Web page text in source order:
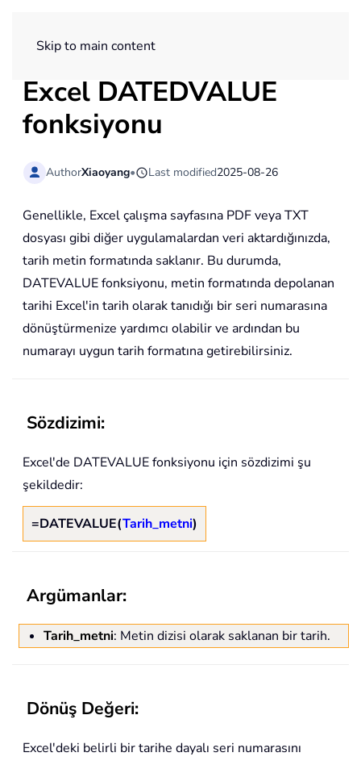
Skip to main content
Excel DATEDVALUE
fonksiyonu
AuthorXiaoyang• Last modified2025-08-26
Genellikle, Excel çalışma sayfasına PDF veya TXT
dosyası gibi diğer uygulamalardan veri aktardığınızda,
tarih metin formatında saklanır. Bu durumda,
DATEVALUE fonksiyonu, metin formatında depolanan
tarihi Excel'in tarih olarak tanıdığı bir seri numarasına
dönüştürmenize yardımcı olabilir ve ardından bu
numarayı uygun tarih formatına getirebilirsiniz.
Sözdizimi:
Excel'de DATEVALUEfonksiyonu için sözdizimi şu
şekildedir:
=DATEVALUE(Tarih_metni)
Argümanlar:
Tarih_metni: Metin dizisi olarak saklanan bir tarih.
Dönüş Değeri:
Excel'deki belirli bir tarihe dayalı seri numarasını